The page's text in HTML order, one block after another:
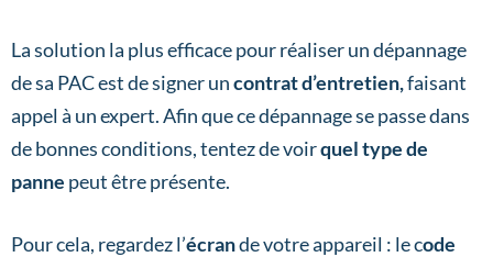
La solution la plus efficace pour réaliser un dépannage
de sa PAC est de signer uncontrat d’entretien,faisant
appel à un expert. Afin que ce dépannage se passe dans
de bonnes conditions, tentez de voirquel type de
panne peut être présente.
Pour cela, regardez l’écrande votre appareil : le code